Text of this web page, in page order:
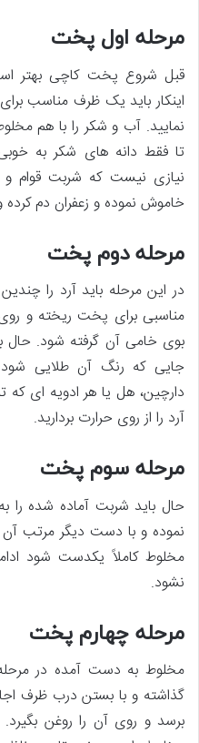
مرحله اول پخت
قبل شروع پخت کاچی بهتر
اینکار باید یک ظرف مناسب
نمایید. آب و شکر را با هم
تا فقط دانه های شکر به
نیازی نیست که شربت قوام
خاموش نموده و زعفران دم کرده
مرحله دوم پخت
در این مرحله باید آرد را
مناسبی برای پخت ریخته و
بوی خامی آن گرفته شود. حال
جایی که رنگ آن طلایی
دارچین، هل یا هر ادویه ای که
آرد را از روی حرارت بردارید.
مرحله سوم پخت
حال باید شربت آماده شده را
نموده و با دست دیگر مرتب آن
مخلوط کاملاً یک­دست شود
نشود.
مرحله چهارم پخت
مخلوط به دست آمده در
گذاشته و با بستن درب ظرف
برسد و روی آن را روغن